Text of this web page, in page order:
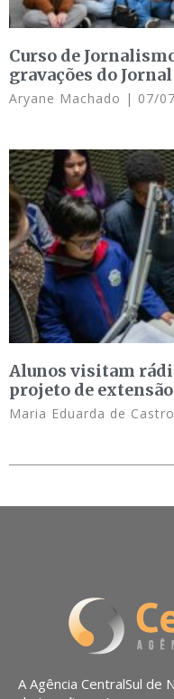
Curso de
gravações do
Aryane Machado 07/
Alunos visitam
projeto de
Maria Eduarda de Castro
A Agência CentralSul